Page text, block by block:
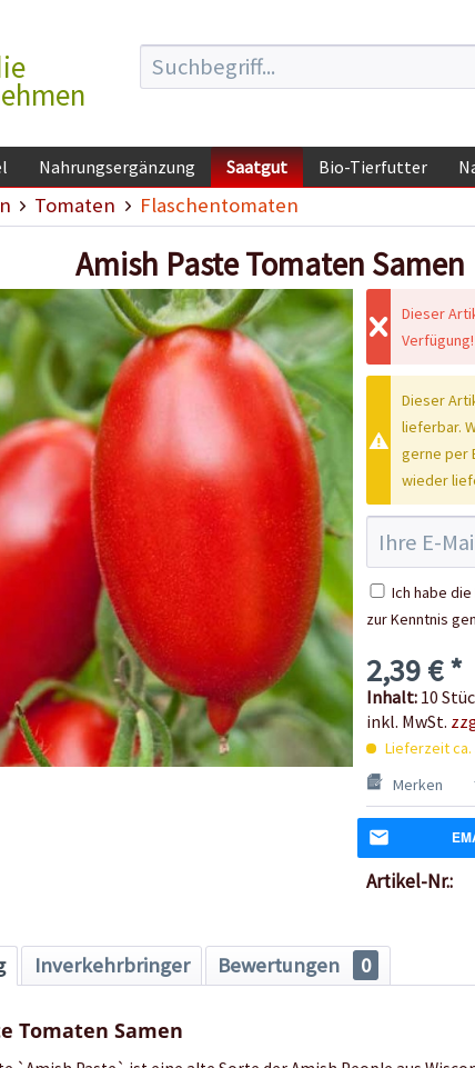
Nahrungsergänzung Saatgut Bio-Tierfutter
Tomaten Flaschentomaten
Amish Paste Tomaten Samen
Dieser
Verfügung!
Dieser
lieferbar.
gerne per
wieder
Ich habe die
zur Kenntnis
2,39 € *
Inhalt: 10
inkl. MwSt.
Lieferzeit ca.
Merken
Artikel-Nr.:
Inverkehrbringer Bewertungen 0
Tomaten Samen